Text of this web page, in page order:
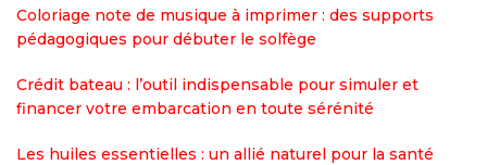
Coloriage note de musique à imprimer : des supports
pédagogiques pour débuter le solfège
Crédit bateau : l’outil indispensable pour simuler et
financer votre embarcation en toute sérénité
Les huiles essentielles : un allié naturel pour la santé